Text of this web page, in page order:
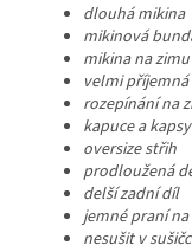
dlouhá mikina
mikinová
mikina na zimu
velmi
rozepínání na
kapuce a kapsy
oversize střih
prodloužená
delší zadní díl
jemné praní na
nesušit v